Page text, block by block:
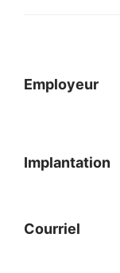
Employeur
Implantation
Courriel